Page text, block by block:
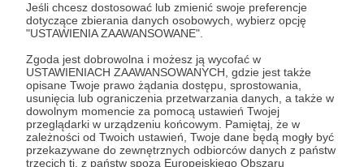
Jeśli chcesz dostosować lub zmienić swoje preferencje
dotyczące zbierania danych osobowych, wybierz opcję
"USTAWIENIA ZAAWANSOWANE".
Zgoda jest dobrowolna i możesz ją wycofać w
USTAWIENIACH ZAAWANSOWANYCH, gdzie jest także
opisane Twoje prawo żądania dostępu, sprostowania,
usunięcia lub ograniczenia przetwarzania danych, a także w
dowolnym momencie za pomocą ustawień Twojej
przeglądarki w urządzeniu końcowym. Pamiętaj, że w
zależności od Twoich ustawień, Twoje dane będą mogły być
przekazywane do zewnętrznych odbiorców danych z państw
trzecich tj. z państw spoza Europejskiego Obszaru
* Zapoznałem się i akceptujęRegulaminserwisu oraz
* Wyrażam zgodę na przetwarzanie moich danych
osobowych podanych w formularzu rejestracyjnym w celu
prawidłowego świadczenia usług serwisu Patronite.
Wyrażam zgodę na otrzymywanie drogą elektroniczną
informacji handlowych - newslettera. Opcja ta może zostać